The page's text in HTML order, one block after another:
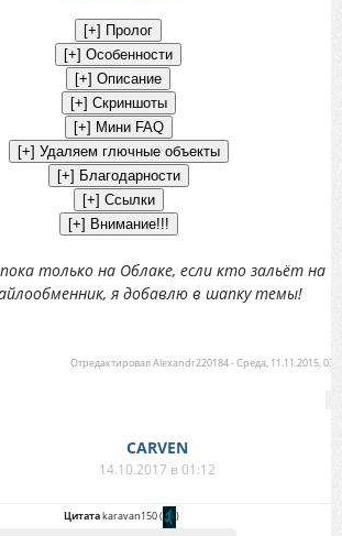
только на Облаке, если кто зальёт на
я добавлю в шапку темы!
ОтредактировалAlexandr220184-Среда, 11.11.2015,
CARVEN
14.10.2017 в 01:12
Цитатаkaravan150( )